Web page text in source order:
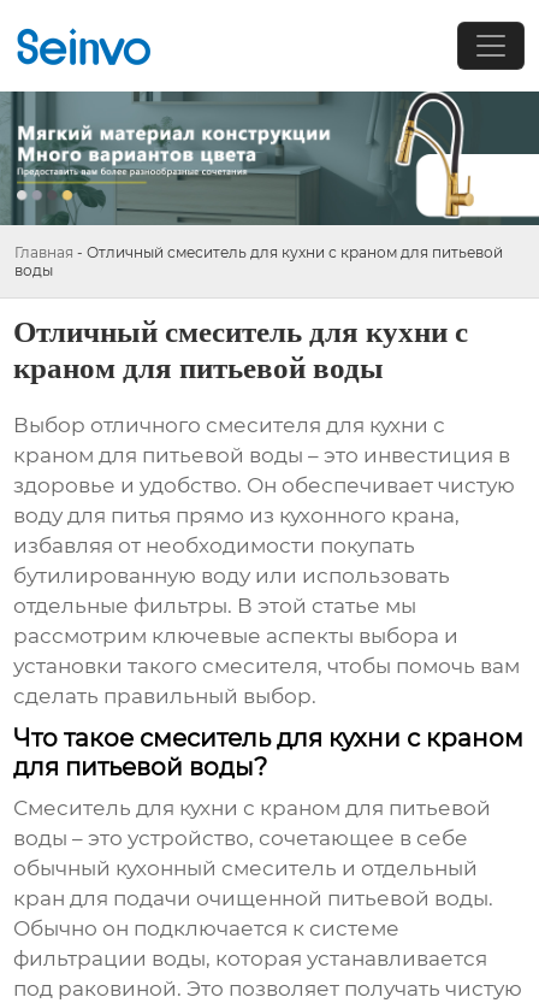
Главная - Отличный смеситель для кухни с краном для питьевой
воды
Отличный смеситель для кухни с
краном для питьевой воды
Выбор отличного смесителя для кухни с
краном для питьевой воды – это инвестиция в
здоровье и удобство. Он обеспечивает чистую
воду для питья прямо из кухонного крана,
избавляя от необходимости покупать
бутилированную воду или использовать
отдельные фильтры. В этой статье мы
рассмотрим ключевые аспекты выбора и
установки такого смесителя, чтобы помочь вам
сделать правильный выбор.
Что такое смеситель для кухни с краном
для питьевой воды?
Смеситель для кухни с краном для питьевой
воды – это устройство, сочетающее в себе
обычный кухонный смеситель и отдельный
кран для подачи очищенной питьевой воды.
Обычно он подключается к системе
фильтрации воды, которая устанавливается
под раковиной. Это позволяет получать чистую